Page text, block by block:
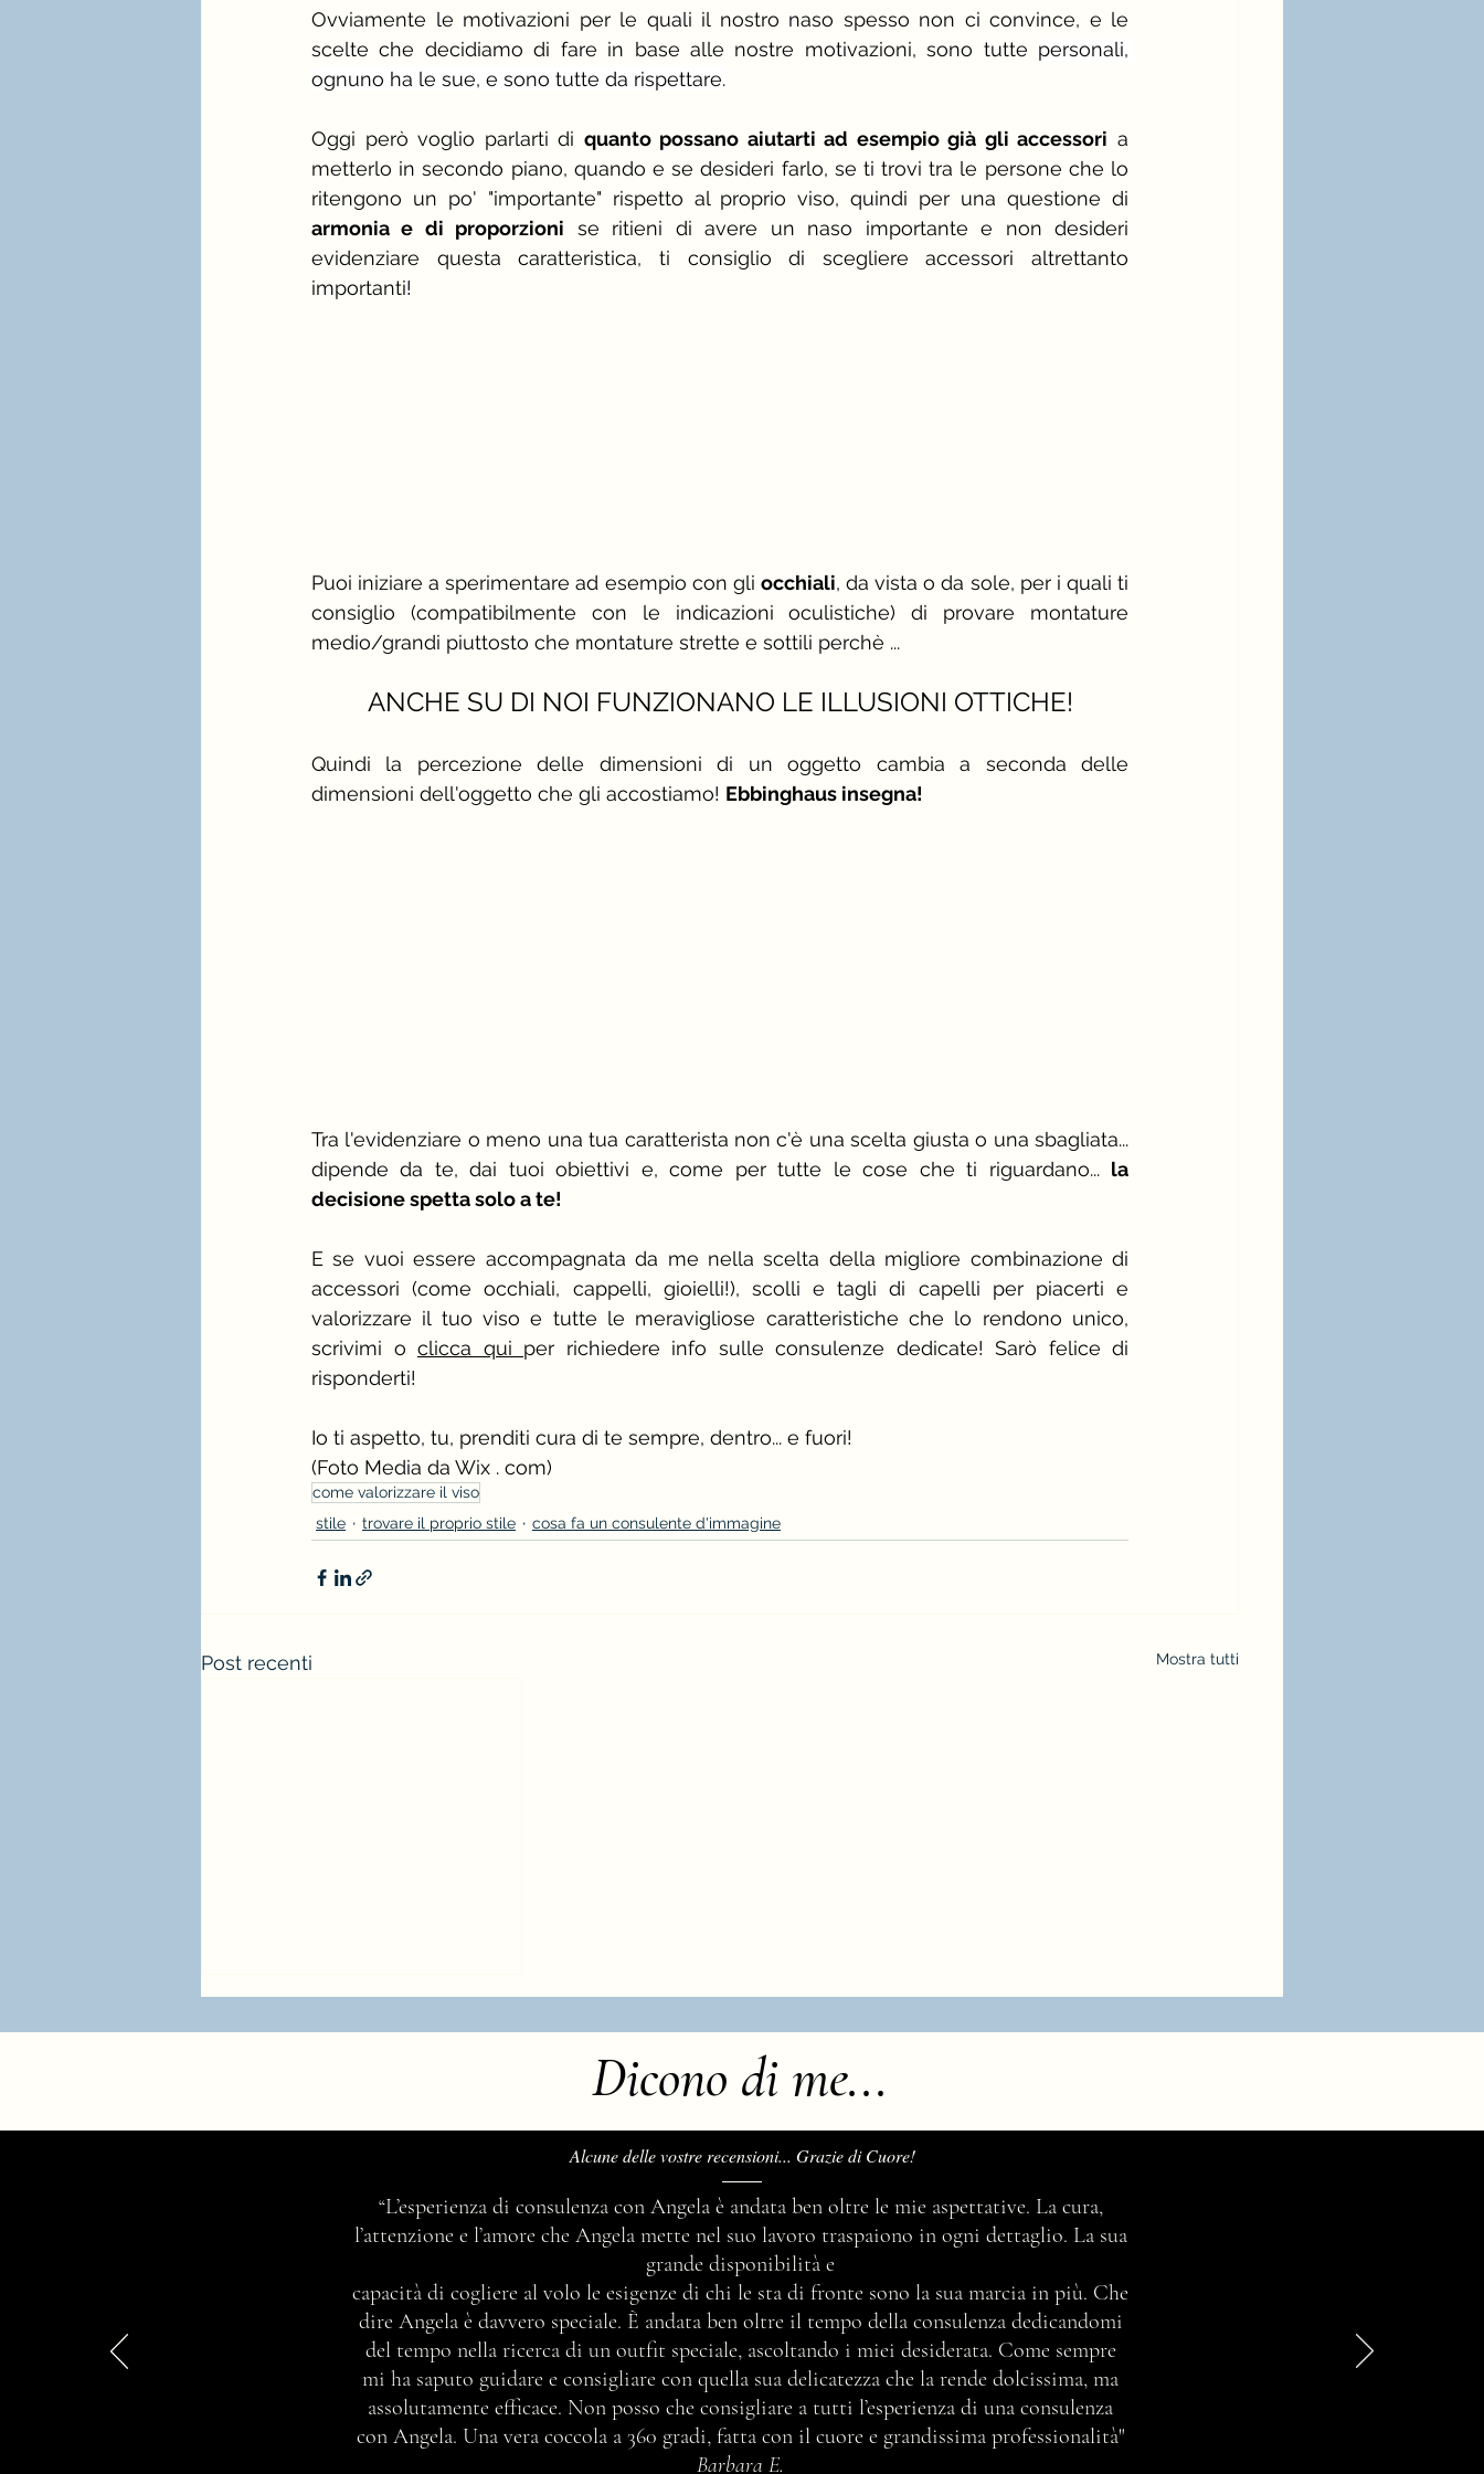
Ovviamente le motivazioni per le quali il nostro naso spesso non ci convince, e le
scelte che decidiamo di fare in base alle nostre motivazioni, sono tutte personali,
ognuno ha le sue, e sono tutte da rispettare.
Oggi però voglio parlarti di quanto possano aiutarti ad esempio già gli accessori a
metterlo in secondo piano, quando e se desideri farlo, se ti trovi tra le persone che lo
ritengono un po' "importante" rispetto al proprio viso, quindi per una questione di
armonia e di proporzioni se ritieni di avere un naso importante e non desideri
evidenziare questa caratteristica, ti consiglio di scegliere accessori altrettanto
importanti!
Puoi iniziare a sperimentare ad esempio con gli occhiali, da vista o da sole, per i quali ti
consiglio (compatibilmente con le indicazioni oculistiche) di provare montature
medio/grandi piuttosto che montature strette e sottili perchè ...
ANCHE SU DI NOI FUNZIONANO LE ILLUSIONI OTTICHE!
Quindi la percezione delle dimensioni di un oggetto cambia a seconda delle
dimensioni dell'oggetto che gli accostiamo! Ebbinghaus insegna!
Tra l'evidenziare o meno una tua caratterista non c'è una scelta giusta o una sbagliata...
dipende da te, dai tuoi obiettivi e, come per tutte le cose che ti riguardano... la
decisione spetta solo a te!
E se vuoi essere accompagnata da me nella scelta della migliore combinazione di
accessori (come occhiali, cappelli, gioielli!), scolli e tagli di capelli per piacerti e
valorizzare il tuo viso e tutte le meravigliose caratteristiche che lo rendono unico,
scrivimi o clicca qui per richiedere info sulle consulenze dedicate! Sarò felice di
risponderti!
Io ti aspetto, tu, prenditi cura di te sempre, dentro... e fuori!
(Foto Media da Wix . com)
come valorizzare il viso
stile
trovare il proprio stile cosa fa un consulente d'immagine
Post recenti Mostra tutti
di immagine professionista?
Dicono di me...
Alcune delle vostre recensioni... Grazie di Cuore!
“L’esperienza di consulenza con Angela è andata ben oltre le mie aspettative. La cura,
l’attenzione e l’amore che Angela mette nel suo lavoro traspaiono in ogni dettaglio. La sua
grande disponibilità e
capacità di cogliere al volo le esigenze di chi le sta di fronte sono la sua marcia in più. Che
dire Angela è davvero speciale. È andata ben oltre il tempo della consulenza dedicandomi
del tempo nella ricerca di un outfit speciale, ascoltando i miei desiderata. Come sempre
mi ha saputo guidare e consigliare con quella sua delicatezza che la rende dolcissima, ma
assolutamente efficace. Non posso che consigliare a tutti l’esperienza di una consulenza
con Angela. Una vera coccola a 360 gradi, fatta con il cuore e grandissima professionalità"
Barbara E.